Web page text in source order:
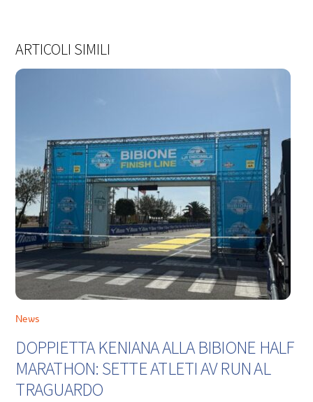
ARTICOLI SIMILI
News
DOPPIETTA KENIANA ALLA BIBIONE HALF
MARATHON: SETTE ATLETI AV RUN AL
TRAGUARDO